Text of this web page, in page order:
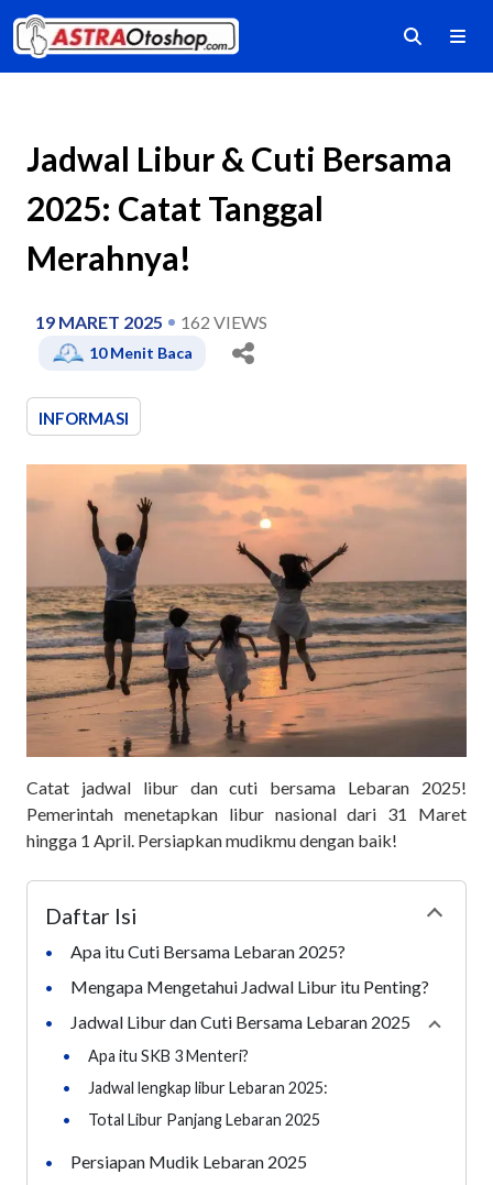
Jadwal Libur & Cuti Bersama
2025: Catat Tanggal
Merahnya!
19 MARET 2025 162 VIEWS
10Menit Baca
INFORMASI
Catat jadwal libur dan cuti bersama Lebaran 2025!
Pemerintah menetapkan libur nasional dari 31 Maret
hingga 1 April. Persiapkan mudikmu dengan baik!
Daftar Isi
•
Apa itu Cuti Bersama Lebaran 2025?
• Mengapa Mengetahui Jadwal Libur itu Penting?
• Jadwal Libur dan Cuti Bersama Lebaran 2025
•
Apa itu SKB 3 Menteri?
•
Jadwal lengkap libur Lebaran 2025:
•
Total Libur Panjang Lebaran 2025
• Persiapan Mudik Lebaran 2025